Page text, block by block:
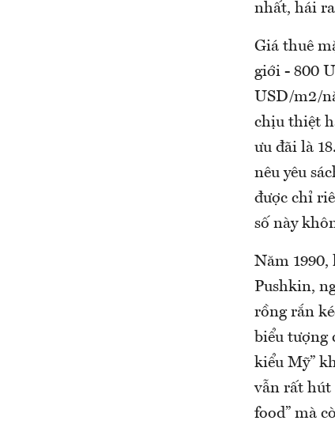
nhất, hái
Giá thuê
giới - 800
USD/m2/
chịu thiệt
ưu đãi là
nêu yêu
được chỉ
số này
Năm 1990,
Pushkin,
rồng rắn
biểu tượng
kiểu Mỹ”
vẫn rất hút
food” mà